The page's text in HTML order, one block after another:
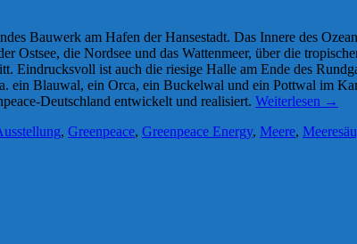
Bauwerk am Hafen der Hansestadt. Das Innere des
Ostsee, die Nordsee und das Wattenmeer, über die
Eindrucksvoll ist auch die riesige Halle am Ende des
ein Blauwal, ein Orca, ein Buckelwal und ein Pottwal im
Deutschland entwickelt und realisiert. Weiterlesen →
, Greenpeace, Greenpeace Energy, Meere,